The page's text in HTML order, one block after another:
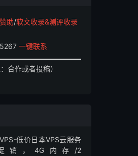
助/软文收录&测评收录
一键联系
合作或者投稿）
低价日本VPS云服务
销，4G内存/2